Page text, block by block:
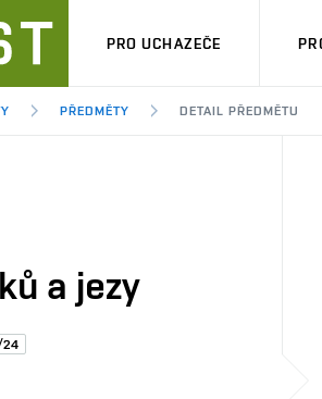
PRO UCHAZEČE
PŘEDMĚTY DETAIL PŘEDMĚTU
a jezy
24